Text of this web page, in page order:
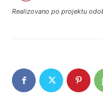
Realizovano po projektu